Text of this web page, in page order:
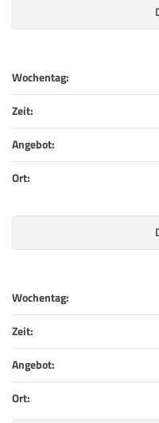
Wochentag:
Zeit:
Angebot:
Ort:
Wochentag:
Zeit:
Angebot:
Ort: